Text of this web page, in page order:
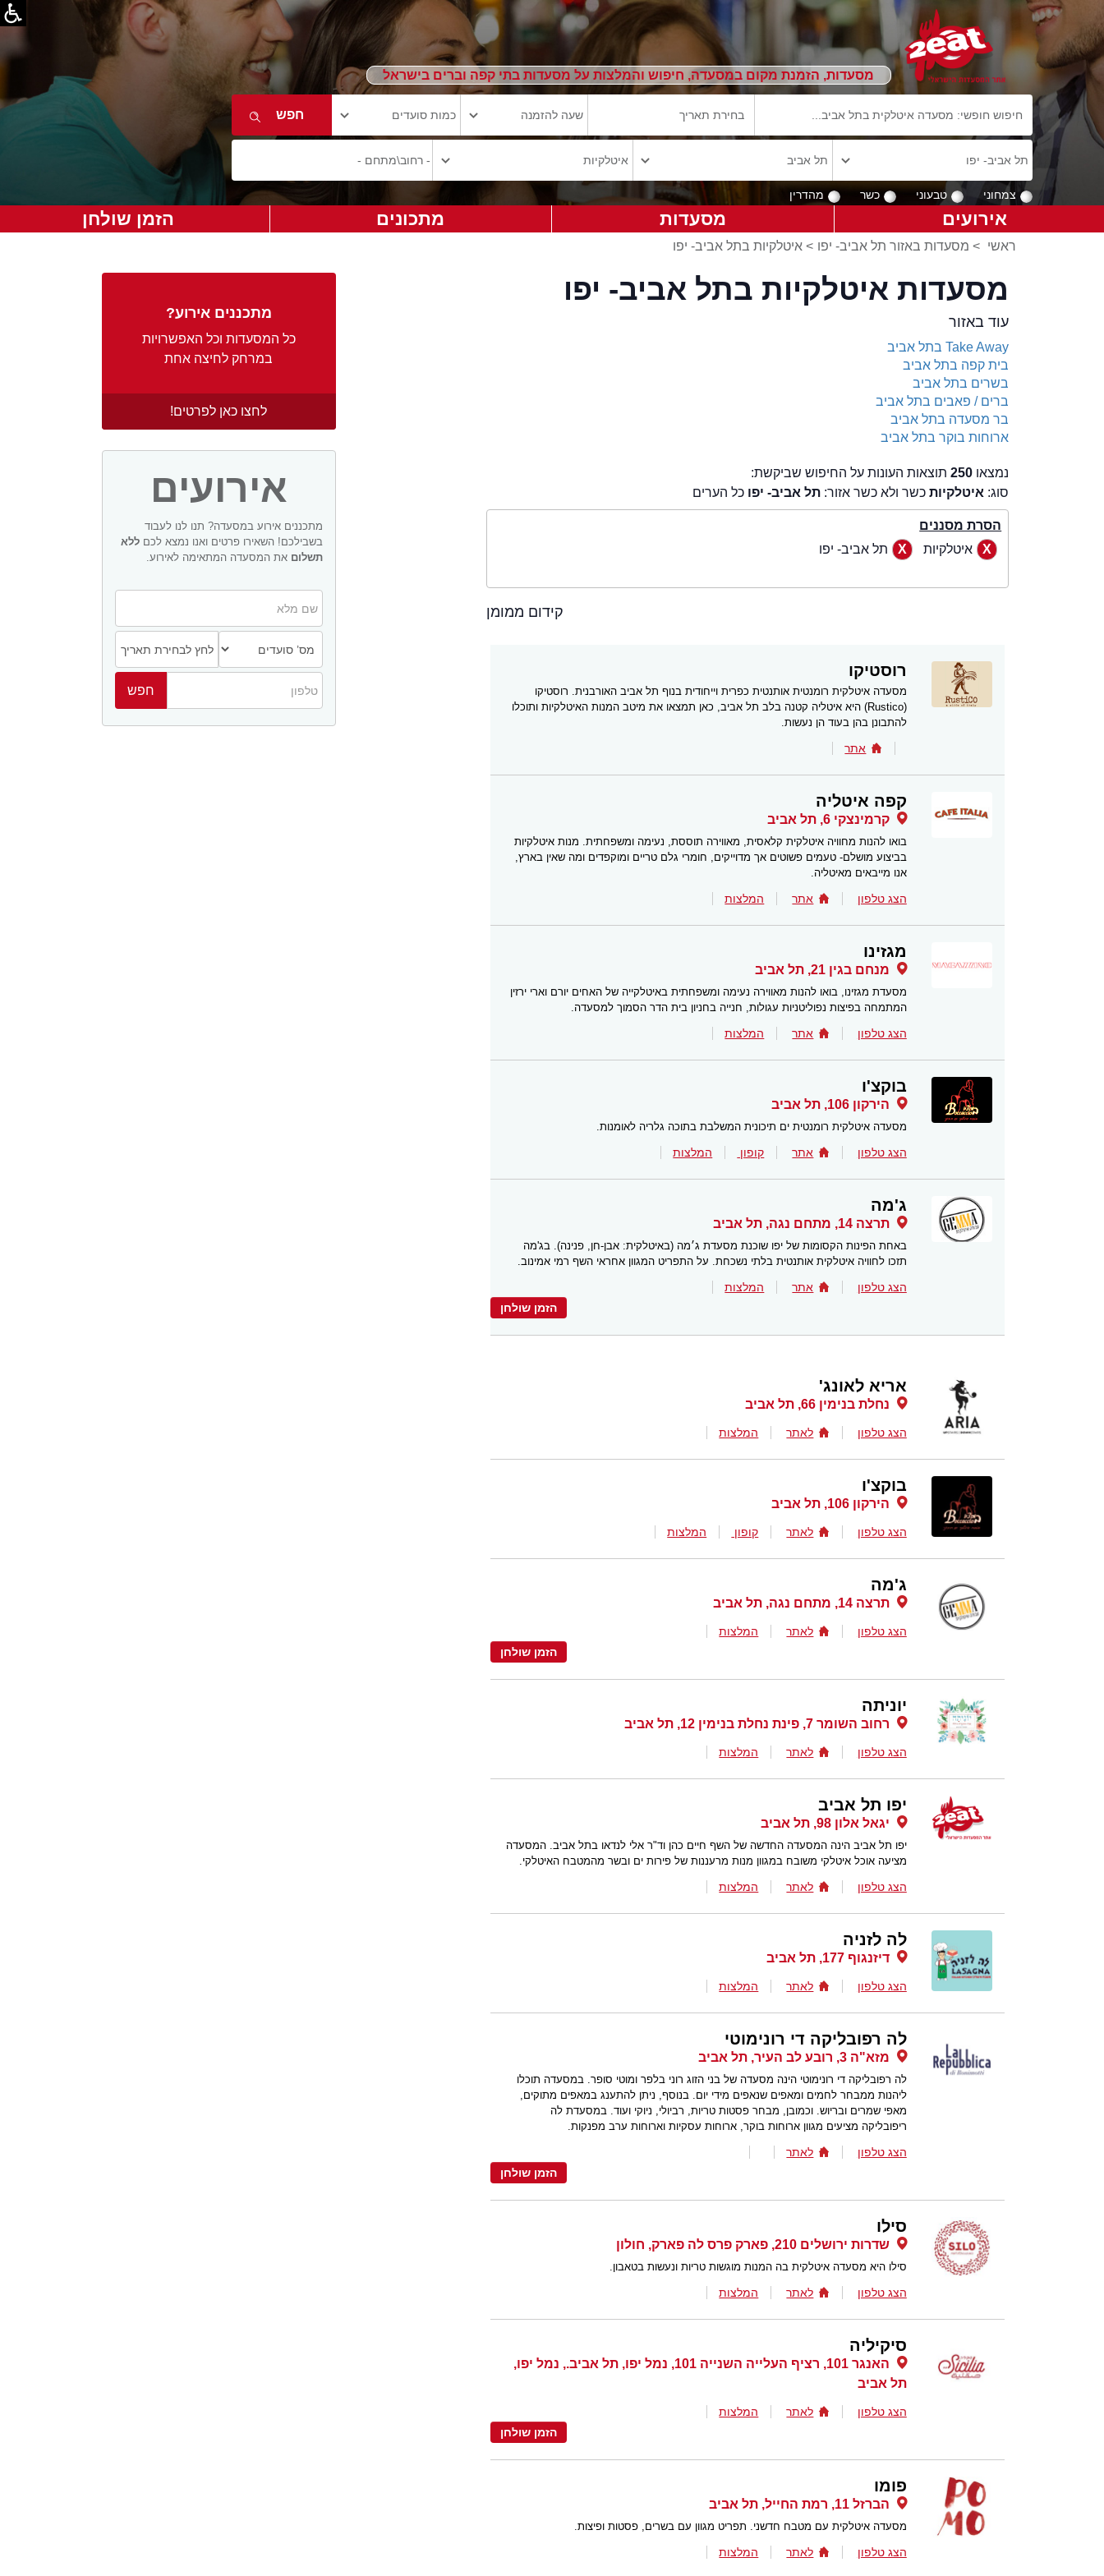
מסעדות, הזמנת מקום במסעדה, חיפוש והמלצות על מסעדות בתי קפה וברים בישראל
צמחוני טבעוני כשר מהדרין
אירועים מסעדות מתכונים הזמן שולחן
ראשי > מסעדות באזור תל אביב- יפו > איטלקיות בתל אביב- יפו
מתכננים אירוע?
כל המסעדות וכל האפשרויות
במרחק לחיצה אחת
לחצו כאן לפרטים!
אירועים
מתכננים אירוע במסעדה? תנו לנו לעבוד
בשבילכם! השאירו פרטים ואנו נמצא לכם ללא
תשלום את המסעדה המתאימה לאירוע.
מסעדות איטלקיות בתל אביב- יפו
עוד באזור
Take Away בתל אביב
בית קפה בתל אביב
בשרים בתל אביב
ברים / פאבים בתל אביב
בר מסעדה בתל אביב
ארוחות בוקר בתל אביב
נמצאו 250תוצאות העונות על החיפוש שביקשת:
סוג: איטלקיותכשר ולא כשר אזור: תל אביב- יפו כל הערים
הסרת מסננים
איטלקיות
תל אביב- יפו
קידום ממומן
רוסטיקו
מסעדה איטלקית רומנטית אותנטית כפרית וייחודית בנוף תל אביב האורבנית. רוסטיקו
(Rustico) היא איטליה קטנה בלב תל אביב, כאן תמצאו את מיטב המנות האיטלקיות ותוכלו
להתבונן בהן בעוד הן נעשות.
אתר
קפה איטליה
קרמינצקי 6, תל אביב
בואו להנות מחוויה איטלקית קלאסית, מאווירה תוססת, נעימה ומשפחתית. מנות איטלקיות
בביצוע מושלם- טעמים פשוטים אך מדוייקים, חומרי גלם טריים ומוקפדים ומה שאין בארץ,
אנו מייבאים מאיטליה.
הצג טלפון אתר המלצות
מגזינו
מנחם בגין 21, תל אביב
מסעדת מגזינו, בואו להנות מאווירה נעימה ומשפחתית באיטלקייה של האחים יורם וארי ירזין
המתמחה בפיצות נפוליטניות עגולות, חנייה בחניון בית הדר הסמוך למסעדה.
הצג טלפון אתר המלצות
בוקצ'ו
הירקון 106, תל אביב
מסעדה איטלקית רומנטית ים תיכונית המשלבת בתוכה גלריה לאומנות.
הצג טלפון אתר קופון המלצות
ג'מה
תרצה 14, מתחם נגה, תל אביב
באחת הפינות הקסומות של יפו שוכנת מסעדת ג׳מה (באיטלקית: אבן-חן, פנינה). בג'מה
תזכו לחוויה איטלקית אותנטית בלתי נשכחת. על התפריט המגוון אחראי השף רמי אמינוב.
הצג טלפון אתר
המלצות
הזמן שולחן
אריא לאונג'
נחלת בנימין 66, תל אביב
הצג טלפון לאתר המלצות
בוקצ'ו
הירקון 106, תל אביב
הצג טלפון לאתר קופון המלצות
ג'מה
תרצה 14, מתחם נגה, תל אביב
הצג טלפון לאתר
המלצות
הזמן שולחן
יוניתה
רחוב השומר 7, פינת נחלת בנימין 12, תל אביב
הצג טלפון לאתר המלצות
יפו תל אביב
יגאל אלון 98, תל אביב
יפו תל אביב הינה המסעדה החדשה של השף חיים כהן וד"ר אלי לנדאו בתל אביב. המסעדה
מציעה אוכל איטלקי משובח במגוון מנות מרעננות של פירות ים ובשר מהמטבח האיטלקי.
הצג טלפון לאתר המלצות
לה לזניה
דיזנגוף 177, תל אביב
הצג טלפון לאתר המלצות
לה רפובליקה די רונימוטי
מזא"ה 3, רובע לב העיר, תל אביב
לה רפובליקה די רונימוטי הינה מסעדה של בני הזוג רוני בלפר ומוטי סופר. במסעדה תוכלו
ליהנות ממבחר לחמים ומאפים שנאפים מידי יום. בנוסף, ניתן להתענג במאפים מתוקים,
מאפי שמרים ובריוש. וכמובן, מבחר פסטות טריות, רביולי, ניוקי ועוד. במסעדת לה
ריפובליקה מציעים מגוון ארוחות בוקר, ארוחות עסקיות וארוחות ערב מפנקות.
הצג טלפון
לאתר
הזמן שולחן
סילו
שדרות ירושלים 210, פארק פרס לה פארק, חולון
סילו היא מסעדה איטלקית בה המנות מוגשות טריות ונעשות בטאבון.
הצג טלפון לאתר המלצות
סיקיליה
האנגר 101, רציף העלייה השנייה 101, נמל יפו, תל אביב., נמל יפו,
תל אביב
הצג טלפון לאתר
המלצות
הזמן שולחן
פומו
הברזל 11, רמת החייל, תל אביב
מסעדה איטלקית עם מטבח חדשני. תפריט מגוון עם בשרים, פסטות ופיצות.
הצג טלפון לאתר המלצות